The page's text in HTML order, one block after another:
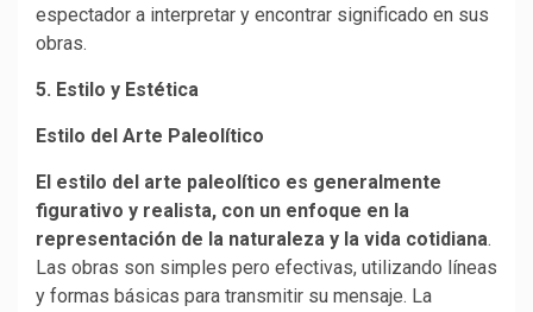
espectador a interpretar y encontrar significado en sus
obras.
5. Estilo y Estética
Estilo del Arte Paleolítico
El estilo del arte paleolítico es generalmente
figurativo y realista, con un enfoque en la
representación de la naturaleza y la vida cotidiana.
Las obras son simples pero efectivas, utilizando líneas
y formas básicas para transmitir su mensaje. La